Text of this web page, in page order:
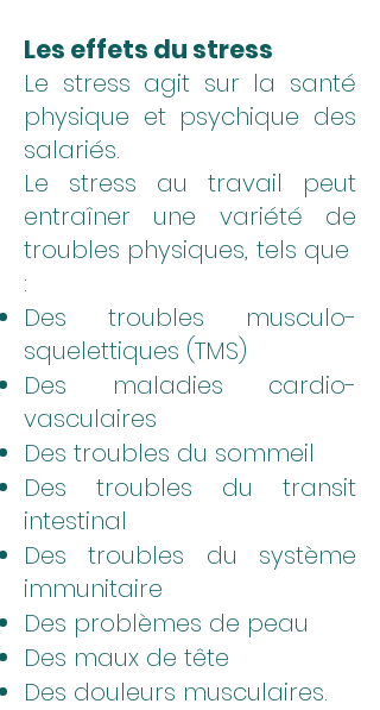
Les effets du stress
Le stress agit sur la santé
physique et psychique des
salariés.
Le stress au travail peut
entraîner une variété de
troubles physiques, tels que
:
Des troubles musculo-
squelettiques (TMS)
Des maladies cardio-
vasculaires
Des troubles du sommeil
Des troubles du transit
intestinal
Des troubles du système
immunitaire
Des problèmes de peau
Des maux de tête
Des douleurs musculaires.